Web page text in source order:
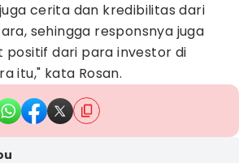
cerita dan kredibilitas dari
sehingga responsnya juga
positif dari para investor di
itu," kata Rosan.